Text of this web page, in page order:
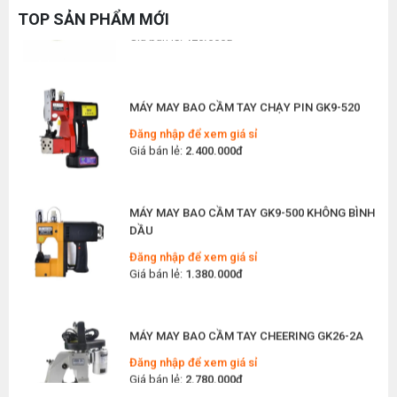
Và Nguyên Lý Hoạt Động
Thứ ba, 07/07/2026
Máy Trải Vải Công Nghiệp: Giải Pháp Tự Động
Hóa Giúp Xưởng May Tăng Năng Suất
Nay 2026
Thứ tư, 01/07/2026
Máy Sang Chỉ Là Gì? Công Dụng, Cấu Tạo Và
Nguyên Lý Hoạt Động Chi Tiết
Hướng Dẫn Cách Sửa Bàn Ủi Hơi Nước Tại Nhà
Chi Tiết
Thứ tư, 24/06/2026
TOP SẢN PHẨM MỚI
Giá bán lẻ:
Đăng nhập để xem giá sỉ
Giá bán lẻ: 2.400.000đ
DẦU
Đăng nhập để xem giá sỉ
Giá bán lẻ: 1.380.000đ
Đăng nhập để xem giá sỉ
Giá bán lẻ: 2.780.000đ